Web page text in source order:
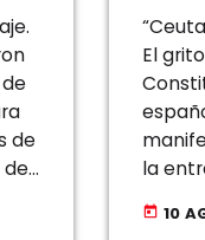
de
de
El
la
más
today 10